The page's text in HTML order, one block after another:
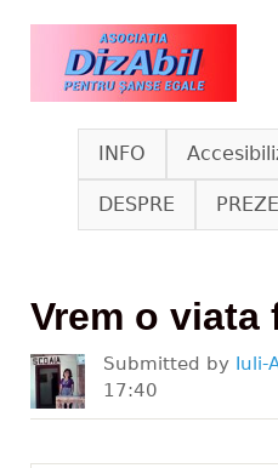
Skip to main
www.dizabil.eu
INFO
DESPRE
Vrem o viata
Submitted by Iuli-
17:40